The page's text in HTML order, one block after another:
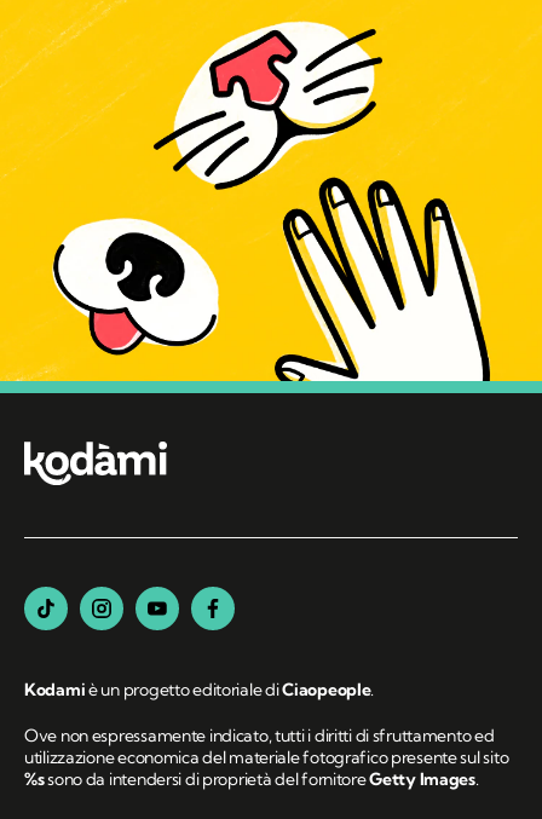
Kodamiè un progetto editoriale diCiaopeople.
Ove non espressamente indicato, tutti i diritti di sfruttamento ed
utilizzazione economica del materiale fotografico presente sul sito
%ssono da intendersi di proprietà del fornitoreGetty Images.